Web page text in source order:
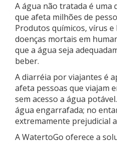
A água não tratada é uma
que afeta milhões de
Produtos químicos, vírus
doenças mortais em
que a água seja
beber.
A diarréia por viajantes é
afeta pessoas que viajam
sem acesso a água
água engarrafada; no
extremamente prejudicial
A WatertoGo oferece a